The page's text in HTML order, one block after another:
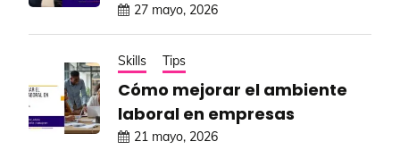
27 mayo, 2026
Skills Tips
Cómo mejorar el ambiente
laboral en empresas
21 mayo, 2026